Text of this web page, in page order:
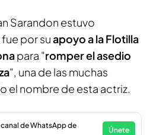
Sarandon estuvo
por suapoyo a la Flotilla
para "romper el asedio
", una de las muchas
el nombre de esta actriz.
de WhatsApp de
Únete